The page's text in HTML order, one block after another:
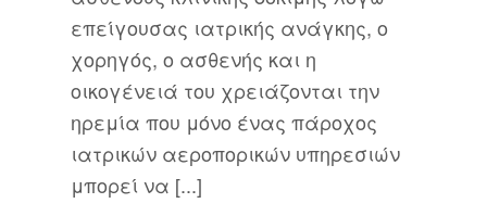
επείγουσας ιατρικής ανάγκης, ο
χορηγός, ο ασθενής και η
οικογένειά του χρειάζονται την
ηρεμία που μόνο ένας πάροχος
ιατρικών αεροπορικών υπηρεσιών
μπορεί να [...]